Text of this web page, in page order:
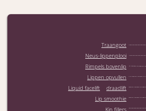
Traangoot
Neus-lippenplooi
Rimpels bovenlip
Lippen opvullen
Liquid facelift
draadlift
Lip smoothie
Kin fillers